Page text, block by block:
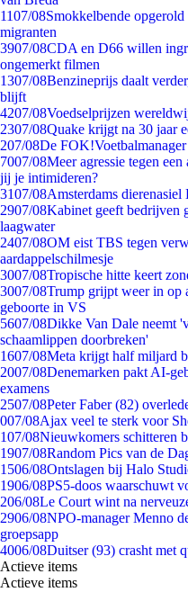
1107/08Smokkelbende
migranten
3907/08CDA en D66 willen
ongemerkt filmen
1307/08Benzineprijs daalt
blijft
4207/08Voedselprijzen
2307/08Quake krijgt na 30 jaar
207/08De
7007/08Meer agressie tegen
jij je intimideren?
3107/08Amsterdams
2907/08Kabinet geeft bedrijven
laagwater
2407/08OM eist TBS tegen
aardappelschilmesje
3007/08Tropische hitte keert
3007/08Trump grijpt weer in op
geboorte in VS
5607/08Dikke Van Dale neemt
schaamlippen doorbreken'
1607/08Meta krijgt half miljard
2007/08Denemarken pakt AI-
examens
2507/08Peter Faber (82)
007/08Ajax veel te sterk voor
107/08Nieuwkomers schitteren
1907/08Random Pics van de
1506/08Ontslagen bij Halo
1906/08PS5-doos waarschuwt
206/08Le Court wint na
2906/08NPO-manager Menno
groepsapp
4006/08Duitser (93) crasht met
Actieve items
Actieve items